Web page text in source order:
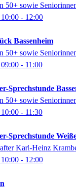
50+ sowie
10:00 - 12:00
Bassenheim
50+ sowie
09:00 - 11:00
Sprechstunde
50+ sowie
10:00 - 11:30
Sprechstunde
Karl-Heinz
10:00 - 12:00